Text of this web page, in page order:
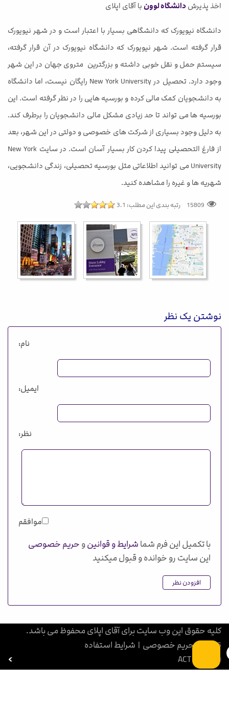
اخذ پذیرشدانشگاه لوونبا آقای اپلای
دانشگاه نیویورک که دانشگاهی بسیار با اعتبار است و در شهر نیویورک
قرار گرفته است. شهر نیویورک که دانشگاه نیویورک در آن قرار گرفته،
سیستم حمل و نقل خوبی داشته و بزرگترین متروی جهان در این شهر
وجود دارد. تحصیل در New York University رایگان نیست، اما دانشگاه
به دانشجویان کمک مالی کرده و بورسیه هایی را در نظر گرفته است. این
بورسیه ها می تواند تا حد زیادی مشکل مالی دانشجویان را برطرف کند.
به دلیل وجود بسیاری از شرکت های خصوصی و دولتی در این شهر، بعد
از فارغ التحصیلی پیدا کردن کار بسیار آسان است. در سایت New York
University می توانید اطلاعاتی مثل بورسیه تحصیلی، زندگی دانشجویی،
شهریه ها و غیره را مشاهده کنید.
15809 رتبه بندی این مطلب: 3.1
نوشتن یک نظر
نام:
ایمیل:
نظر:
موافقم
با تکمیل این فرم شما شرایط و قوانینو حریم خصوصی
این سایت رو خوانده و قبول میکنید
افزودن نظر
کلیه حقوق این وب سایت برای آقای اپلای محفوظ می باشد.
1405
| حریم خصوصی | شرایط استفاده
آزمون ACT
بورسیه تحصیلی